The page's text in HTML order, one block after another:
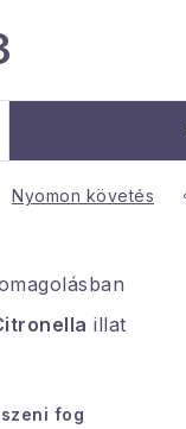
Nyomon követés
illat
fog